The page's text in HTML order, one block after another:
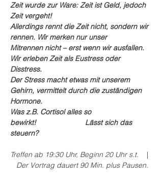
Zeit wurde zur Ware: Zeit ist Geld, jedoch
Zeit vergeht!
Allerdings rennt die Zeit nicht, sondern wir
rennen. Wir merken nur unser
Mitrennen nicht – erst wenn wir ausfallen.
Wir erleben Zeit als Eustress oder
Disstress.
Der Stress macht etwas mit unserem
Gehirn, vermittelt durch die zuständigen
Hormone.
Was z.B. Cortisol alles so
bewirkt!                        Lässt sich das
steuern?
Treffen ab 19:30 Uhr, Beginn 20 Uhr s.t.
|
Der Vortrag dauert 90 Min. plus Pausen.